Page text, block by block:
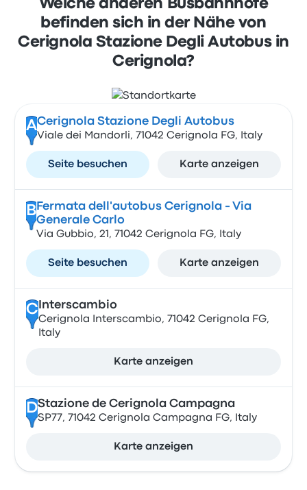
Welche anderen Busbahnhöfe
befinden sich in der Nähe von
Cerignola Stazione Degli Autobus in
Cerignola?
ACerignola Stazione Degli Autobus
Viale dei Mandorli, 71042 Cerignola FG, Italy
Seite besuchen Karte anzeigen
B Fermata dell'autobus Cerignola - Via
Generale Carlo
Via Gubbio, 21, 71042 Cerignola FG, Italy
Seite besuchen Karte anzeigen
CInterscambio
Cerignola Interscambio, 71042 Cerignola FG,
Italy
Karte anzeigen
DStazione de Cerignola Campagna
SP77, 71042 Cerignola Campagna FG, Italy
Karte anzeigen